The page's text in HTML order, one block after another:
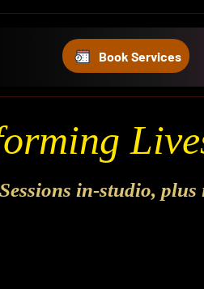
Book Services
in-studio,